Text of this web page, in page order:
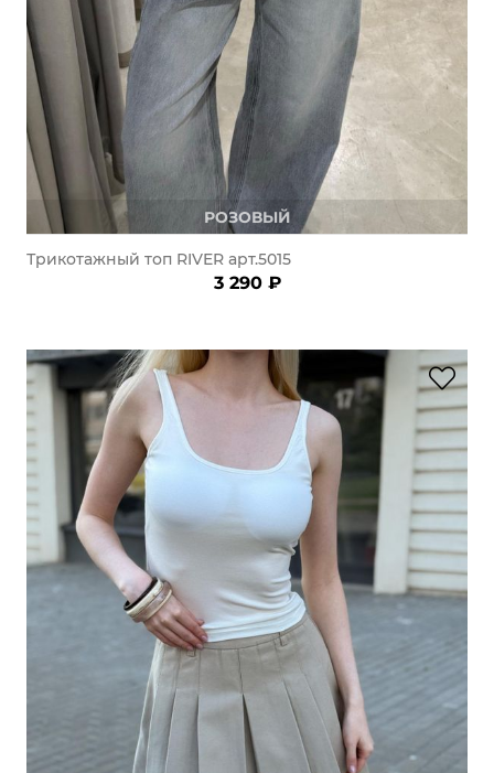
РОЗОВЫЙ
Трикотажный топ RIVER арт.5015
3 290 ₽